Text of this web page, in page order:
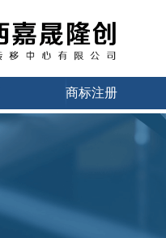
商标注册